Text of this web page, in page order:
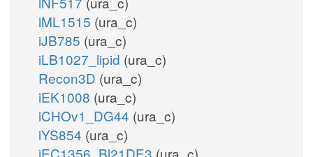
iML1515 (ura_c)
iJB785 (ura_c)
iLB1027_lipid (ura_c)
Recon3D (ura_c)
iEK1008 (ura_c)
iCHOv1_DG44 (ura_c)
iYS854 (ura_c)
iEC1356_Bl21DE3 (ura_c)